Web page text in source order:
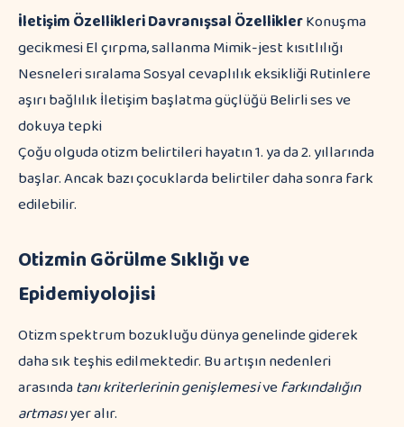
İletişim ÖzellikleriDavranışsal ÖzelliklerKonuşma
gecikmesi El çırpma, sallanma Mimik-jest kısıtlılığı
Nesneleri sıralama Sosyal cevaplılık eksikliği Rutinlere
aşırı bağlılık İletişim başlatma güçlüğü Belirli ses ve
dokuya tepki
Çoğu olguda otizm belirtileri hayatın 1. ya da 2. yıllarında
başlar. Ancak bazı çocuklarda belirtiler daha sonra fark
edilebilir.
Otizmin Görülme Sıklığı ve
Epidemiyolojisi
Otizm spektrum bozukluğu dünya genelinde giderek
daha sık teşhis edilmektedir. Bu artışın nedenleri
arasındatanı kriterlerinin genişlemesivefarkındalığın
artmasıyer alır.